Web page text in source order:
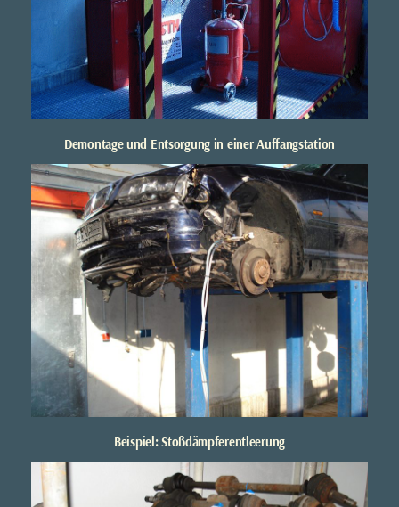
Demontage und Entsorgung in einer Auffangstation
Beispiel: Stoßdämpferentleerung